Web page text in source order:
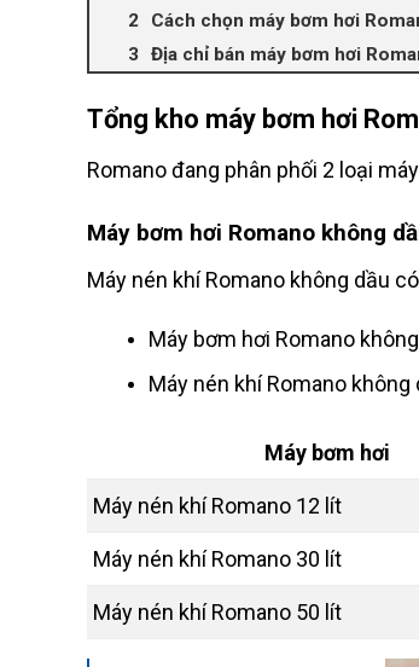
Cách chọn máy bơm hơi
Địa chỉ bán máy bơm hơi
Tổng kho máy bơm hơi
Romano đang phân phối 2 loại
Máy bơm hơi Romano không
Máy nén khí Romano không dầu
Máy bơm hơi Romano
Máy nén khí Romano
Máy bơm hơi
Máy nén khí Romano 12 lít
Máy nén khí Romano 30 lít
Máy nén khí Romano 50 lít